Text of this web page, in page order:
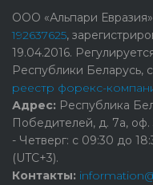
ООО «Альпари
192637625,
19.04.2016.
Республики Беларусь,
реестр форекс-
Адрес: Республика
Победителей, д. 7а,
- Четверг: с 09:30 до
(UTC+3).
Контакты: